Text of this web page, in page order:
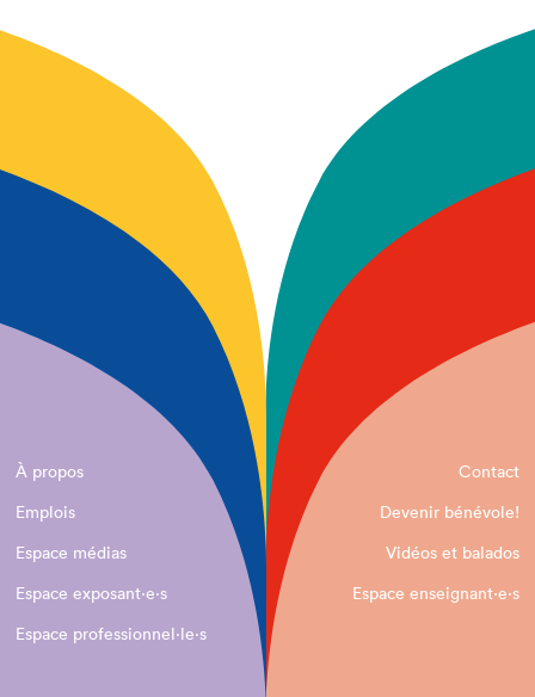
À propos
Contact
Emplois
Devenir bénévole!
Espace médias
Vidéos et balados
Espace exposant·e⋅s
Espace enseignant·e⋅s
Espace professionnel·le⋅s